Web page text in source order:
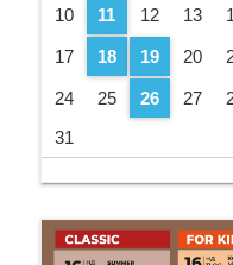
10 11 12 13
17 18 19 20
24 25 26 27
31